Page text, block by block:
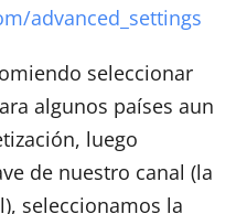
advanced_settings
seleccionar
algunos países aun
luego
de nuestro canal (la
seleccionamos la